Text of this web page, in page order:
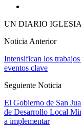
UN DIARIO
Noticia Anterior
Intensifican los
eventos clave
Seguiente Noticia
El Gobierno de San
de Desarrollo Local
a implementar